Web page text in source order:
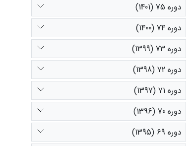
دوره 75 (1401)
دوره 74 (1400)
دوره 73 (1399)
دوره 72 (1398)
دوره 71 (1397)
دوره 70 (1396)
دوره 69 (1395)